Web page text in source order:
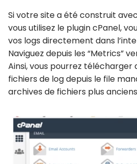
Si votre site a été construit
vous utilisez le plugin cPanel,
vos logs directement dans
Naviguez depuis les “Metrics”
Ainsi, vous pourrez télécharger
fichiers de log depuis le file
archives de fichiers plus